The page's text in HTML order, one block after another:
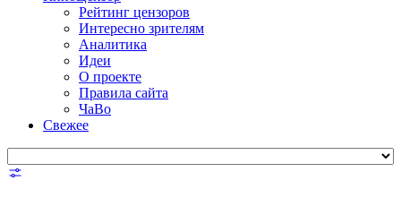
Рейтинг цензоров
Интересно зрителям
Аналитика
Идеи
О проекте
Правила сайта
ЧаВо
Свежее